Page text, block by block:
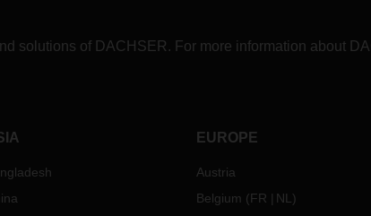
solutions of DACHSER. For more information about
EUROPE
Austria
Belgium (FR NL )